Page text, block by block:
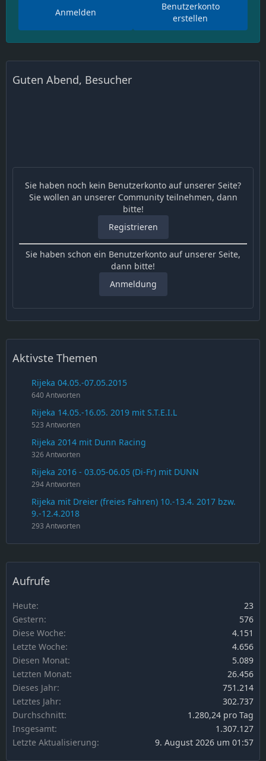
Benutzerkonto
erstellen
Anmelden
Guten Abend, Besucher
Sie haben noch kein Benutzerkonto auf unserer Seite?
Sie wollen an unserer Community teilnehmen, dann
bitte!
Registrieren
Sie haben schon ein Benutzerkonto auf unserer Seite,
dann bitte!
Anmeldung
Aktivste Themen
Rijeka 04.05.-07.05.2015
640 Antworten
Rijeka 14.05.-16.05. 2019 mit S.T.E.I.L
523 Antworten
Rijeka 2014 mit Dunn Racing
326 Antworten
Rijeka 2016 - 03.05-06.05 (Di-Fr) mit DUNN
294 Antworten
Rijeka mit Dreier (freies Fahren) 10.-13.4. 2017 bzw.
9.-12.4.2018
293 Antworten
Aufrufe
Heute
23
Gestern
576
Diese Woche
4.151
Letzte Woche
4.656
Diesen Monat
5.089
Letzten Monat
26.456
Dieses Jahr
751.214
Letztes Jahr
302.737
Durchschnitt
1.280,24 pro Tag
Insgesamt
1.307.127
Letzte Aktualisierung
9. August 2026 um 01:57